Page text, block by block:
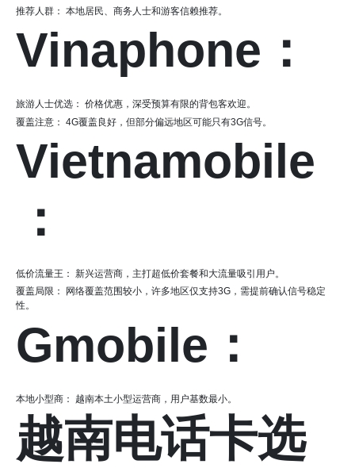
推荐人群： 本地居民、商务人士和游客信赖推荐。
Vinaphone：
旅游人士优选： 价格优惠，深受预算有限的背包客欢迎。
覆盖注意： 4G覆盖良好，但部分偏远地区可能只有3G信号。
Vietnamobile
：
低价流量王： 新兴运营商，主打超低价套餐和大流量吸引用户。
覆盖局限： 网络覆盖范围较小，许多地区仅支持3G，需提前确认信号稳定
性。
Gmobile：
本地小型商： 越南本土小型运营商，用户基数最小。
越南电话卡选